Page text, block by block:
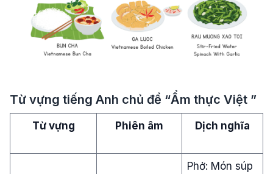
Từ vựng tiếng Anh chủ đề “Ẩm thực Việt ”
Từ vựng Phiên âm Dịch nghĩa
Phở: Món súp